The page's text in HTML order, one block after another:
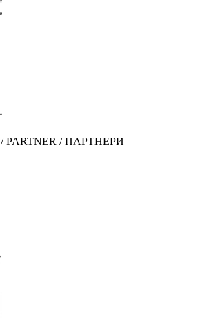
/ PARTNER / ПАРТНЕРИ